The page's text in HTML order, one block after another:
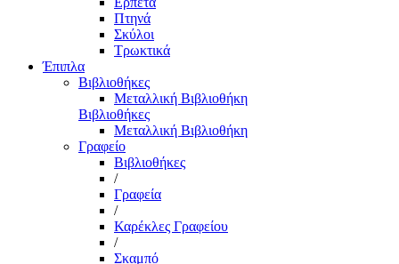
Πτηνά
Σκύλοι
Τρωκτικά
Έπιπλα
Βιβλιοθήκες
Μεταλλική Βιβλιοθήκη
Βιβλιοθήκες
Μεταλλική Βιβλιοθήκη
Γραφείο
Βιβλιοθήκες
/
Γραφεία
/
Καρέκλες Γραφείου
/
Σκαμπό